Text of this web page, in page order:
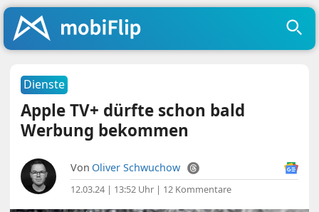
Dienste
Apple TV+ dürfte schon bald
Werbung bekommen
Von Oliver Schwuchow
12.03.24 | 13:52 Uhr | 12 Kommentare